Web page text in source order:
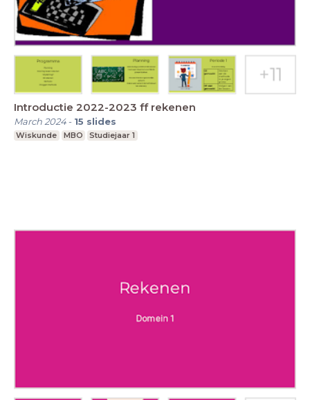
Introductie 2022-2023 ff rekenen
March 2024- 15 slides
Wiskunde MBO Studiejaar 1